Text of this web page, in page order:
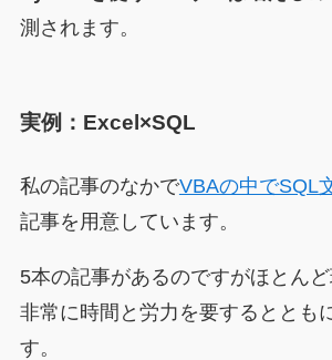
測されます。
実例：Excel×SQL
私の記事のなかでVBAの中でSQL
記事を用意しています。
5本の記事があるのですがほとんど
非常に時間と労力を要するととも
す。